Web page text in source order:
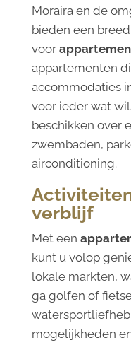
Moraira en de
bieden een
voor
appartementen
accommodaties
voor ieder wat
beschikken over
zwembaden,
airconditioning.
verblijf
Met een
kunt u volop
lokale markten,
ga golfen of
mogelijkheden